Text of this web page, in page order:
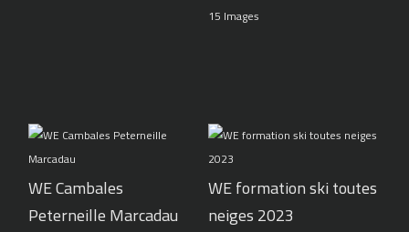
15 Images
WE Cambales
Peterneille Marcadau
WE formation ski toutes
neiges 2023